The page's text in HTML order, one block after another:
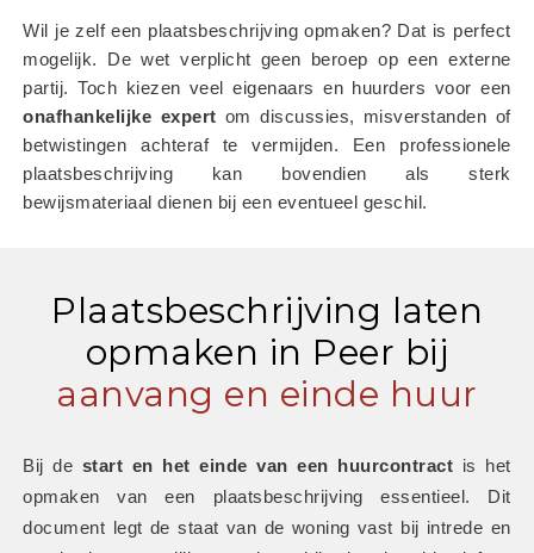
Wil je zelf een plaatsbeschrijving opmaken? Dat is perfect
mogelijk. De wet verplicht geen beroep op een externe
onafhankelijke expert om discussies, misverstanden of
betwistingen achteraf te vermijden. Een professionele
plaatsbeschrijving kan bovendien als sterk
bewijsmateriaal dienen bij een eventueel geschil.
Plaatsbeschrijving laten
opmaken in Peer bij
aanvang en einde huur
Bij de start en het einde van een huurcontract is het
opmaken van een plaatsbeschrijving essentieel. Dit
document legt de staat van de woning vast bij intrede en